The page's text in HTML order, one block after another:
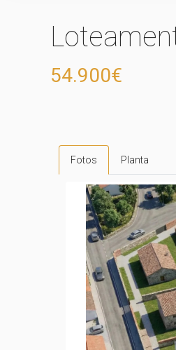
54.900€
Fotos Planta